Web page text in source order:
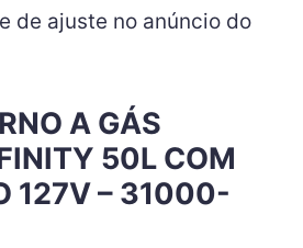
de ajuste no anúncio do
A GÁS
50L COM
127V – 31000-